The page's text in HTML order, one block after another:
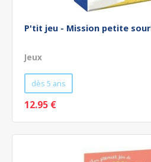
P'tit jeu - Mission petite
Jeux
dès 5 ans
12.95 €